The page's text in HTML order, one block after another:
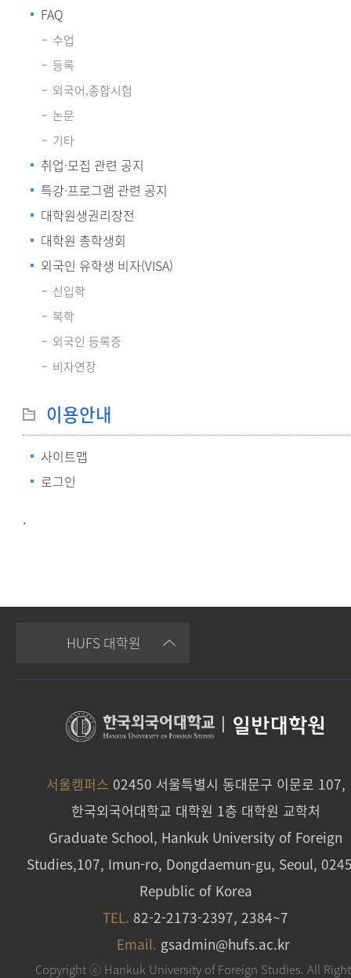
FAQ
수업
등록
외국어,종합시험
논문
기타
취업·모집 관련 공지
특강·프로그램 관련 공지
대학원생권리장전
대학원 총학생회
외국인 유학생 비자(VISA)
신입학
복학
외국인 등록증
비자연장
이용안내
사이트맵
로그인
.
HUFS 대학원
일반대학원
서울캠퍼스 02450 서울특별시 동대문구 이문로 107,
한국외국어대학교 대학원 1층 대학원 교학처
Graduate School, Hankuk University of Foreign
Studies,107, Imun-ro, Dongdaemun-gu, Seoul,
Republic of Korea
TEL. 82-2-2173-2397, 2384~7
Email. gsadmin@hufs.ac.kr
Copyright ⓒ Hankuk University of Foreign Studies. All